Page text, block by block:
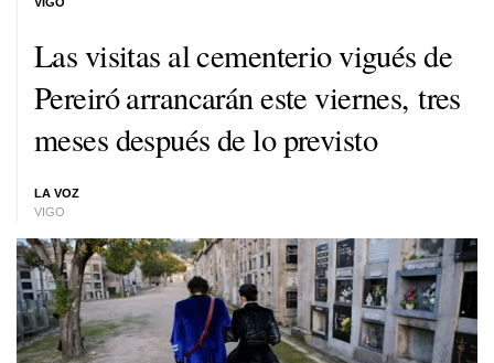
Las visitas al cementerio vigués de
Pereiró arrancarán este viernes, tres
meses después de lo previsto
LA VOZ
VIGO